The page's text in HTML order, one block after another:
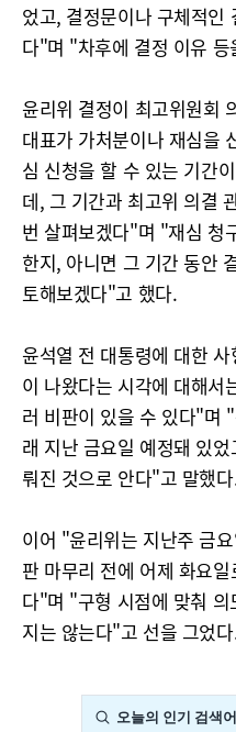
었고, 결정문이나 구체적인
다"며 "차후에 결정 이유
윤리위 결정이 최고위원회
대표가 가처분이나 재심을
심 신청을 할 수 있는 기간
데, 그 기간과 최고위 의결
번 살펴보겠다"며 "재심 청
한지, 아니면 그 기간 동안
토해보겠다"고 했다.
윤석열 전 대통령에 대한
이 나왔다는 시각에 대해서
러 비판이 있을 수 있다"며
래 지난 금요일 예정돼 있
뤄진 것으로 안다"고 말했
이어 "윤리위는 지난주 금
판 마무리 전에 어제 화요
다"며 "구형 시점에 맞춰
지는 않는다"고 선을 그었